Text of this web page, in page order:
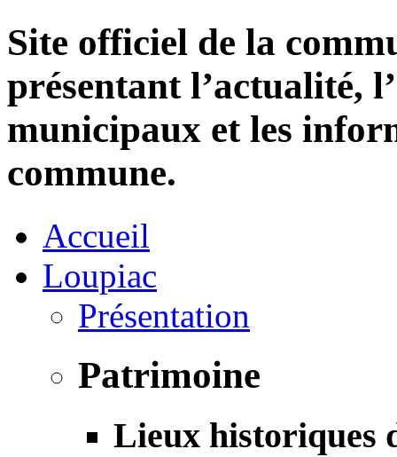
Site officiel de la
présentant l’actualité,
municipaux et les
commune.
Accueil
Loupiac
Présentation
Patrimoine
Lieux historiques